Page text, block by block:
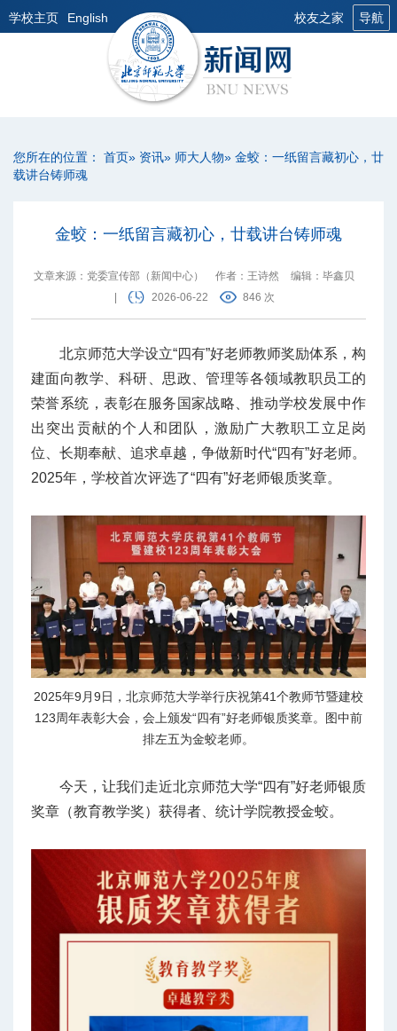
学校主页 English 校友之家 导航
您所在的位置： 首页» 资讯» 师大人物» 金蛟：一纸留言藏初心，廿
载讲台铸师魂
金蛟：一纸留言藏初心，廿载讲台铸师魂
文章来源：党委宣传部（新闻中心） 作者：王诗然
编辑：毕鑫贝
2026-06-22 846 次
北京师范大学设立“四有”好老师教师奖励体系，构
建面向教学、科研、思政、管理等各领域教职员工的
荣誉系统，表彰在服务国家战略、推动学校发展中作
出突出贡献的个人和团队，激励广大教职工立足岗
位、长期奉献、追求卓越，争做新时代“四有”好老师。
2025年，学校首次评选了“四有”好老师银质奖章。
2025年9月9日，北京师范大学举行庆祝第41个教师节暨建校
123周年表彰大会，会上颁发“四有”好老师银质奖章。图中前
排左五为金蛟老师。
今天，让我们走近北京师范大学“四有”好老师银质
奖章（教育教学奖）获得者、统计学院教授金蛟。